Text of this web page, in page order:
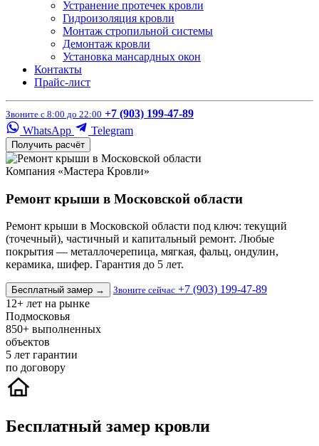
Устранение протечек кровли
Гидроизоляция кровли
Монтаж стропильной системы
Демонтаж кровли
Установка мансардных окон
Контакты
Прайс-лист
Звоните с 8:00 до 22:00 +7 (903) 199-47-89
WhatsApp
Telegram
Получить расчёт
Компания «Мастера Кровли»
Ремонт крыши в Московской области
Ремонт крыши в Московской области под ключ: текущий
(точечный), частичный и капитальный ремонт. Любые
покрытия — металлочерепица, мягкая, фальц, ондулин,
керамика, шифер. Гарантия до 5 лет.
Бесплатный замер → Звоните сейчас +7 (903) 199-47-89
12+ лет на рынке
Подмосковья
850+ выполненных
объектов
5 лет гарантии
по договору
Бесплатный замер кровли